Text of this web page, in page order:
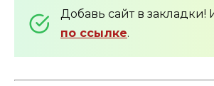
Добавь сайт в закладки!
по ссылке.